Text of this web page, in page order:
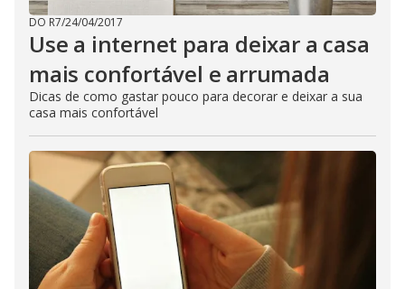
DO R7/24/04/2017
Use a internet para deixar a casa
mais confortável e arrumada
Dicas de como gastar pouco para decorar e deixar a sua
casa mais confortável